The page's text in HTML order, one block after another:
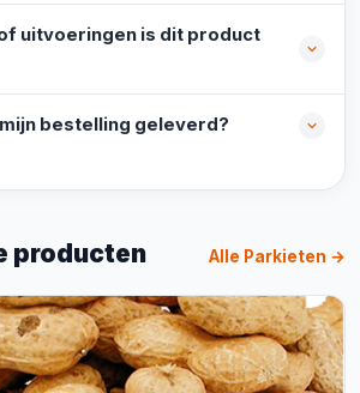
uitvoeringen is dit product
bestelling geleverd?
producten Alle Parkieten →